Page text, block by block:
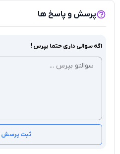
پرسش و پاسخ ها
اگه سوالی داری حتما بپرس !
ثبت پرسش